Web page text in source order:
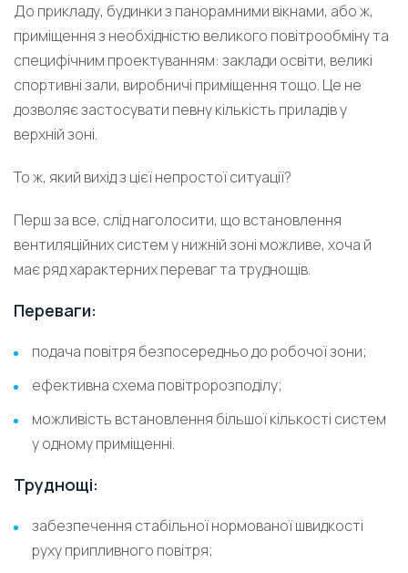
До прикладу, будинки з панорамними вікнами, або ж,
приміщення з необхідністю великого повітрообміну та
специфічним проектуванням: заклади освіти, великі
спортивні зали, виробничі приміщення тощо. Це не
дозволяє застосувати певну кількість приладів у
верхній зоні.
То ж, який вихід з цієї непростої ситуації?
Перш за все, слід наголосити, що встановлення
вентиляційних систем у нижній зоні можливе, хоча й
має ряд характерних переваг та труднощів.
Переваги:
подача повітря безпосередньо до робочої зони;
ефективна схема повітророзподілу;
можливість встановлення більшої кількості систем
у одному приміщенні.
Труднощі:
забезпечення стабільної нормованої швидкості
руху припливного повітря;